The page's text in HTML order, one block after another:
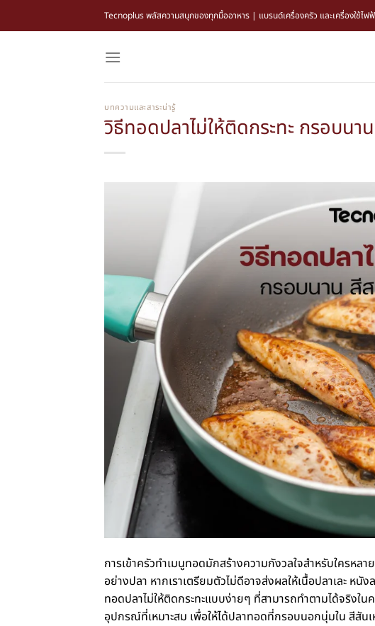
Tecnoplus พลัสความสนุกของทุกมื้ออาหาร | แบรนด์เครื่องครัว และเครื่องใช้ไฟ
บทความและสาระน่ารู้
วิธีทอดปลาไม่ให้ติดกระทะ กรอบน
การเข้าครัวทำเมนูทอดมักสร้างความกังวลใจสำหรับใครห
อย่างปลา หากเราเตรียมตัวไม่ดีอาจส่งผลให้เนื้อปลาเละ ห
ทอดปลาไม่ให้ติดกระทะแบบง่ายๆ ที่สามารถทำตามได้จริงใ
อุปกรณ์ที่เหมาะสม เพื่อให้ได้ปลาทอดที่กรอบนอกนุ่มใน สีสัน